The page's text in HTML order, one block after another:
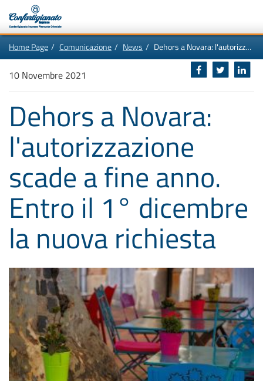
Vai
In
questa
di
navigazione
nel
sito
principali
[5]
ultime
novità
da
[6]
Home Page Comunicazione News Dehors a Novara: l'autorizzazione scade a fine anno. Entro il 1° dicembre la nuova richiesta
10 Novembre 2021
Dehors a Novara:
l'autorizzazione
scade a fine anno.
Entro il 1° dicembre
la nuova richiesta